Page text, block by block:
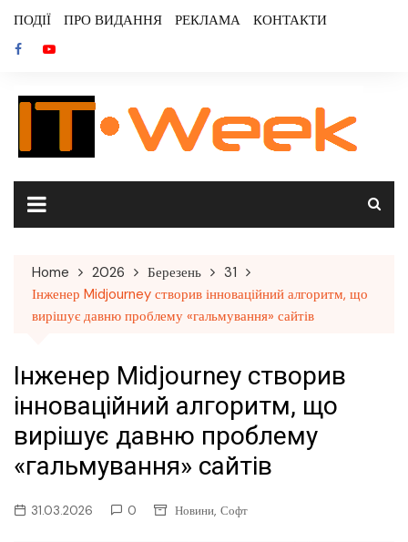
content
ПОДІЇ ПРО ВИДАННЯ РЕКЛАМА КОНТАКТИ
Home 2026 Березень
31
Інженер Midjourney створив інноваційний алгоритм, що
вирішує давню проблему «гальмування» сайтів
Інженер Midjourney створив
інноваційний алгоритм, що
вирішує давню проблему
«гальмування» сайтів
31.03.2026 0 Новини, Софт